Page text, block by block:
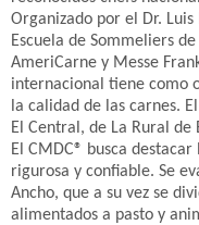
Organizado por el Dr.
Escuela de Sommeliers
AmeriCarne y Messe
internacional tiene como
la calidad de las carnes.
El Central, de La Rural de
El CMDC® busca
rigurosa y confiable. Se
Ancho, que a su vez se
alimentados a pasto y